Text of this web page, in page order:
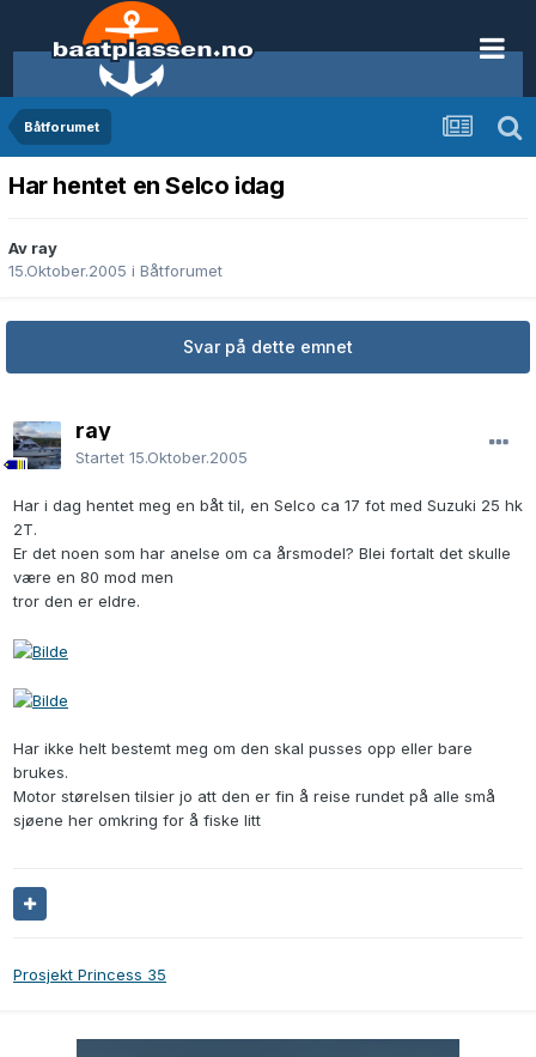
Båtforumet
Har hentet en Selco idag
Av ray
15.Oktober.2005 i Båtforumet
Svar på dette emnet
ray
Startet 15.Oktober.2005
Har i dag hentet meg en båt til, en Selco ca 17 fot med Suzuki 25 hk
2T.
Er det noen som har anelse om ca årsmodel? Blei fortalt det skulle
være en 80 mod men
tror den er eldre.
Har ikke helt bestemt meg om den skal pusses opp eller bare
brukes.
Motor størelsen tilsier jo att den er fin å reise rundet på alle små
sjøene her omkring for å fiske litt
Prosjekt Princess 35